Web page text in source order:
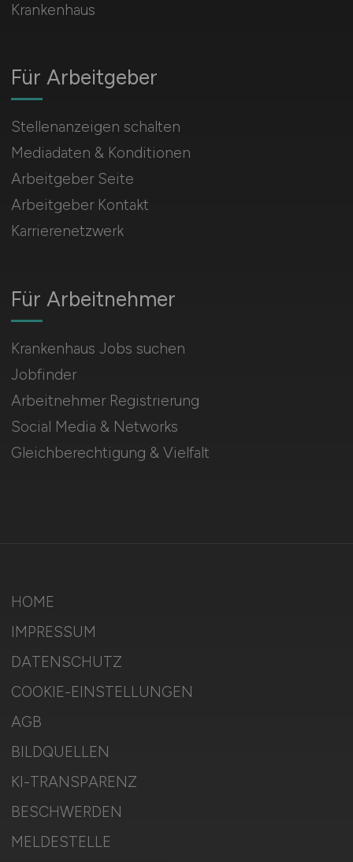
Krankenhaus
Für Arbeitnehmer
Krankenhaus Jobs suchen
Jobfinder
Arbeitnehmer Registrierung
Social Media & Networks
Gleichberechtigung & Vielfalt
Für Arbeitgeber
Stellenanzeigen schalten
Mediadaten & Konditionen
Arbeitgeber Seite
Arbeitgeber Kontakt
Karrierenetzwerk
HOME
IMPRESSUM
DATENSCHUTZ
COOKIE-EINSTELLUNGEN
AGB
BILDQUELLEN
KI-TRANSPARENZ
BESCHWERDEN
MELDESTELLE